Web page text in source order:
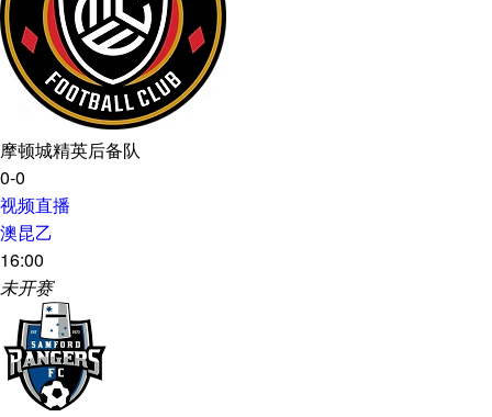
摩顿城精英后备队
0-0
视频直播
澳昆乙
16:00
未开赛